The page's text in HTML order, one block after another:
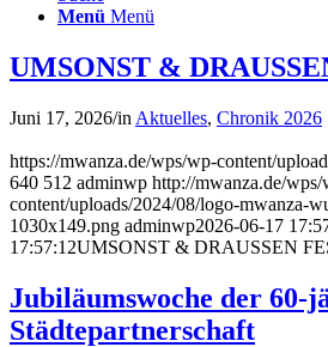
Menü Menü
UMSONST &
Juni 17, 2026/in Aktuelles, Chronik 2026
https://mwanza.de/wps/wp-content/
640 512 adminwp http://mwanza.de/wps/
content/uploads/2024/08/logo-mwanza-
1030x149.png adminwp2026-06-17
17:57:12UMSONST & DRAUSSEN
Jubiläumswoche der 60-
Städtepartnerschaft